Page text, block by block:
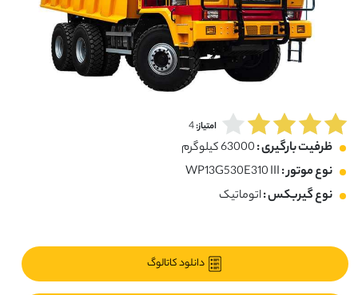
امتیاز:4
ظرفیت بارگیری :63000 کیلوگرم
نوع موتور :WP13G530E310 III
نوع گیربکس :اتوماتیک
دانلود کاتالوگ